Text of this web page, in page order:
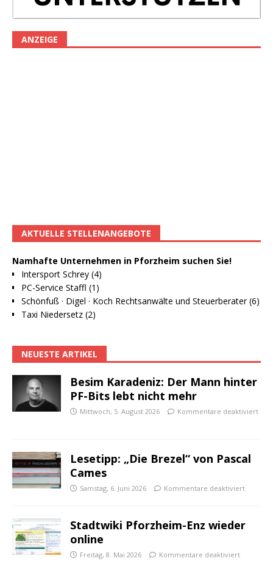
ANZEIGE
AKTUELLE STELLENANGEBOTE
Namhafte Unternehmen in Pforzheim suchen Sie!
Intersport Schrey (4)
PC-Service Staffl (1)
Schönfuß · Digel · Koch Rechtsanwälte und Steuerberater (6)
Taxi Niedersetz (2)
NEUESTE ARTIKEL
Besim Karadeniz: Der Mann hinter
PF-Bits lebt nicht mehr
Mittwoch, 5. August 2026 Kommentare deaktiviert
Lesetipp: „Die Brezel“ von Pascal
Cames
Samstag, 6. Juni 2026 Kommentare deaktiviert
Stadtwiki Pforzheim-Enz wieder
online
Freitag, 8. Mai 2026 Kommentare deaktiviert